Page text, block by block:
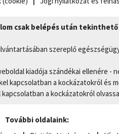
csak belépés után tekinthető
szereplő
kiadója szándékai ellenére
kapcsolatban a kockázatokról és
a kockázatokról
További oldalaink: